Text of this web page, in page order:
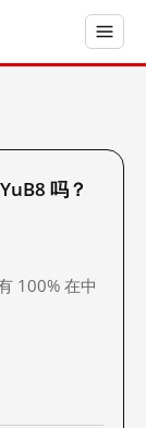
吗？
100% 在中